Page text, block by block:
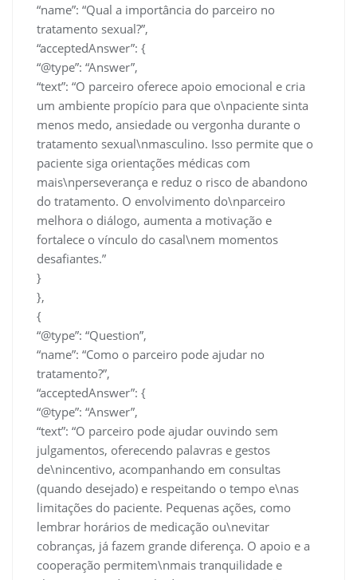
“name”: “Qual a importância do parceiro no
tratamento sexual?”,
“acceptedAnswer”: {
“@type”: “Answer”,
“text”: “O parceiro oferece apoio emocional e cria
um ambiente propício para que o\npaciente sinta
menos medo, ansiedade ou vergonha durante o
tratamento sexual\nmasculino. Isso permite que o
paciente siga orientações médicas com
mais\nperseverança e reduz o risco de abandono
do tratamento. O envolvimento do\nparceiro
melhora o diálogo, aumenta a motivação e
fortalece o vínculo do casal\nem momentos
desafiantes.”
}
},
{
“@type”: “Question”,
“name”: “Como o parceiro pode ajudar no
tratamento?”,
“acceptedAnswer”: {
“@type”: “Answer”,
“text”: “O parceiro pode ajudar ouvindo sem
julgamentos, oferecendo palavras e gestos
de\nincentivo, acompanhando em consultas
(quando desejado) e respeitando o tempo e\nas
limitações do paciente. Pequenas ações, como
lembrar horários de medicação ou\nevitar
cobranças, já fazem grande diferença. O apoio e a
cooperação permitem\nmais tranquilidade e